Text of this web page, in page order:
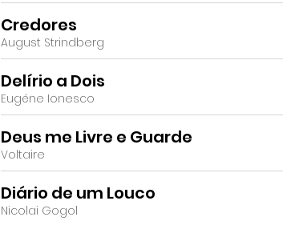
Credores
August Strindberg
Delírio a Dois
Eugéne Ionesco
Deus me Livre e Guarde
Voltaire
Diário de um Louco
Nicolai Gogol